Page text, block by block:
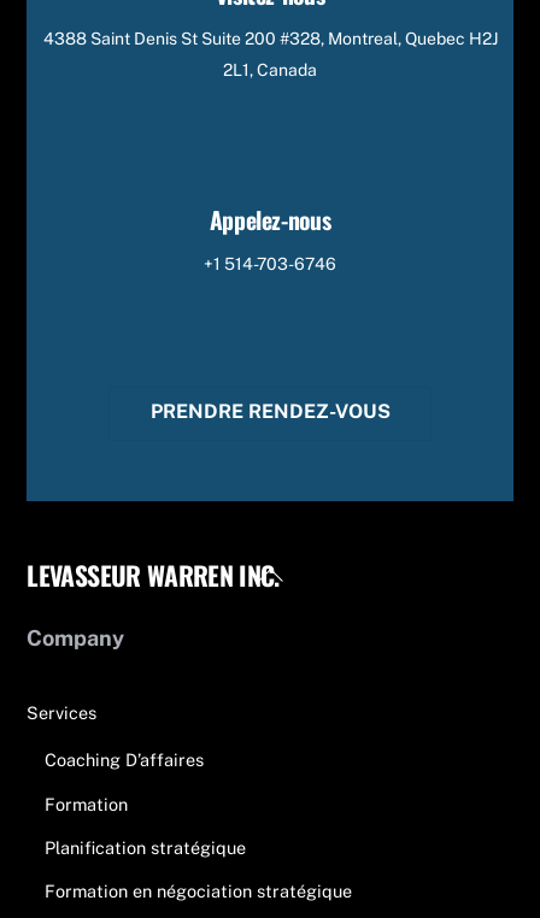
4388 Saint Denis St Suite 200 #328, Montreal, Quebec H2J
2L1, Canada
Appelez-nous
+1 514-703-6746
PRENDRE RENDEZ-VOUS
Back
LEVASSEUR WARREN INC.
Company
Services
Coaching D’affaires
Formation
Planification stratégique
Formation en négociation stratégique